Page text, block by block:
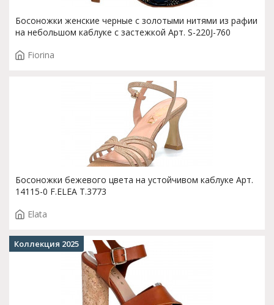
Босоножки женские черные с золотыми нитями из рафии
на небольшом каблуке с застежкой Арт. S-220J-760
Fiorina
Босоножки бежевого цвета на устойчивом каблуке Арт.
14115-0 F.ELEA T.3773
Elata
Коллекция 2025